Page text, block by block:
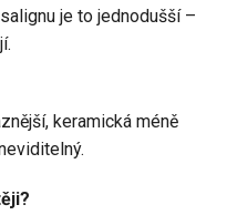
je to jednodušší –
keramická méně